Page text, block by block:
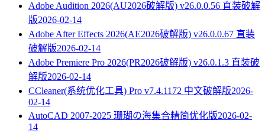
Adobe Audition 2026(AU2026破解版) v26.0.0.56 直装破解
版2026-02-14
Adobe After Effects 2026(AE2026破解版) v26.0.0.67 直装
破解版2026-02-14
Adobe Premiere Pro 2026(PR2026破解版) v26.0.1.3 直装破
解版2026-02-14
CCleaner(系统优化工具) Pro v7.4.1172 中文破解版2026-
02-14
AutoCAD 2007-2025 珊瑚の海集合精简优化版2026-02-
14